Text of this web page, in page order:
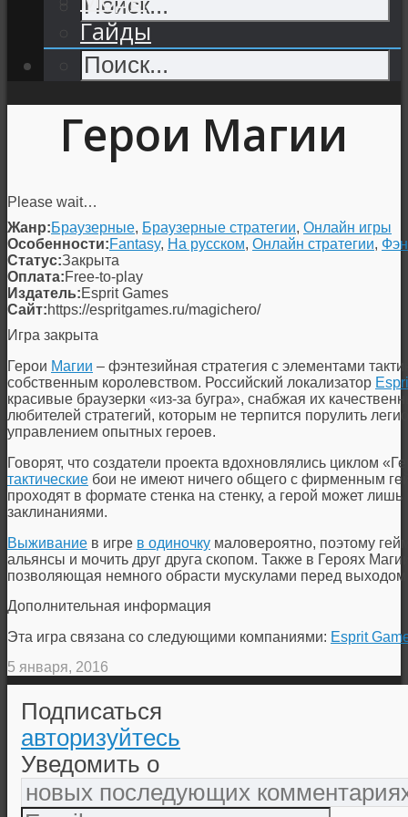
Гайды
Герои Магии
Please wait…
Жанр:Браузерные, Браузерные стратегии, Онлайн игры
Особенности:Fantasy, На русском, Онлайн стратегии,
Статус:Закрыта
Оплата:Free-to-play
Издатель:Esprit Games
Сайт:https://espritgames.ru/magichero/
Игра закрыта
Герои Магии – фэнтезийная стратегия с элементами
собственным королевством. Российский локализатор
красивые браузерки «из-за бугра», снабжая их
любителей стратегий, которым не терпится порулить
управлением опытных героев.
Говорят, что создатели проекта вдохновлялись циклом
тактические бои не имеют ничего общего с фирменным
проходят в формате стенка на стенку, а герой может
заклинаниями.
Выживание в игре в одиночку маловероятно, поэтому
альянсы и мочить друг друга скопом. Также в Героях
позволяющая немного обрасти мускулами перед
Дополнительная информация
Эта игра связана со следующими компаниями: Esprit
5 января, 2016
Подписаться
авторизуйтесь
Уведомить о